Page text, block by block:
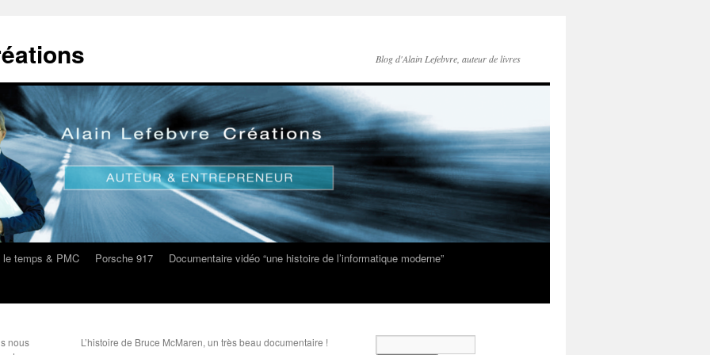
Blog d'Alain Lefebvre, auteur de livres
le temps & PMC Porsche 917
Documentaire vidéo “une histoire de l’informatique moderne”
nous
L’histoire de Bruce McMaren, un très beau documentaire !